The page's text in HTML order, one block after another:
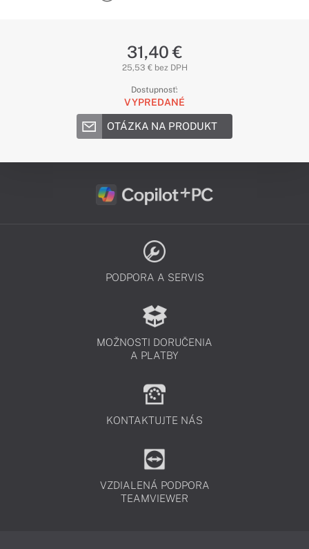
31,40 €
25,53 € bez DPH
Dostupnosť:
VYPREDANÉ
OTÁZKA NA PRODUKT
PODPORA A SERVIS
MOŽNOSTI DORUČENIA
A PLATBY
KONTAKTUJTE NÁS
VZDIALENÁ PODPORA
TEAMVIEWER